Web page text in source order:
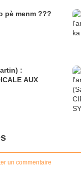
pè menm ???
:
AUX
un commentaire